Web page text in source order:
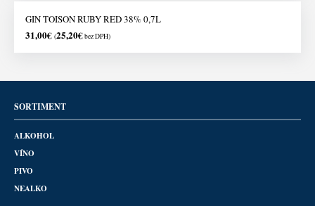
GIN TOISON RUBY RED 38% 0,7L
31,00€ (25,20€bez DPH)
SORTIMENT
ALKOHOL
VÍNO
PIVO
NEALKO